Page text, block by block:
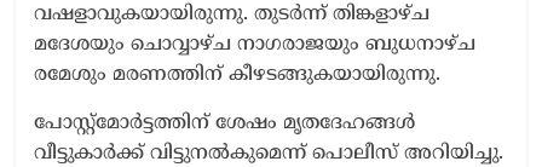
വഷളാവുകയായിരുന്നു. തുടർന്ന് തിങ്കളാഴ്ച
മദേശയും ചൊവ്വാഴ്ച നാഗരാജയും ബുധനാഴ്ച
രമേശും മരണത്തിന് കീഴടങ്ങുകയായിരുന്നു.
പോസ്റ്റ്മോർട്ടത്തിന് ശേഷം മൃതദേഹങ്ങൾ
വീട്ടുകാർക്ക് വിട്ടുനൽകുമെന്ന് പൊലീസ് അറിയിച്ചു.